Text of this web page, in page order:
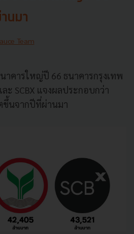
นมา
Team
าคารใหญ่ปี 66 ธนาคารกรุงเทพ
ะ SCBX แจงผลประกอบกว่า
ขึ้นจากปีที่ผ่านมา